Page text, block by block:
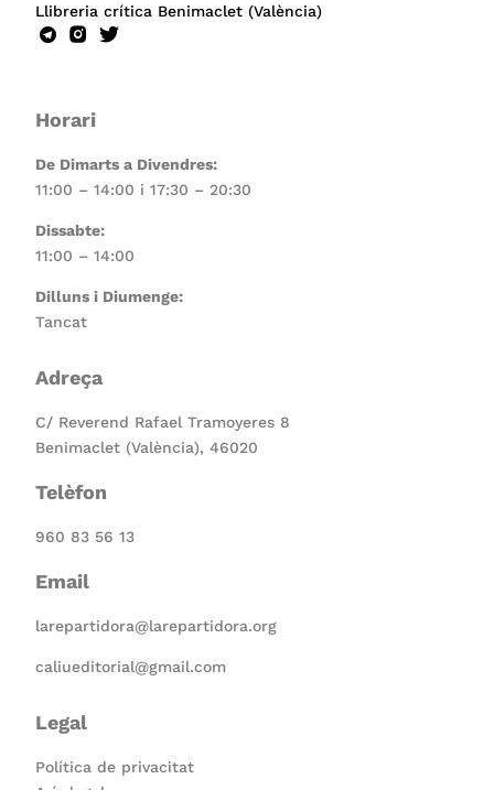
Llibreria crítica Benimaclet (València)
Horari
De Dimarts a Divendres:
11:00 – 14:00 i 17:30 – 20:30
Dissabte:
11:00 – 14:00
Dilluns i Diumenge:
Tancat
Adreça
C/ Reverend Rafael Tramoyeres 8
Benimaclet (València), 46020
Telèfon
960 83 56 13
Email
larepartidora@larepartidora.org
caliueditorial@gmail.com
Legal
Política de privacitat